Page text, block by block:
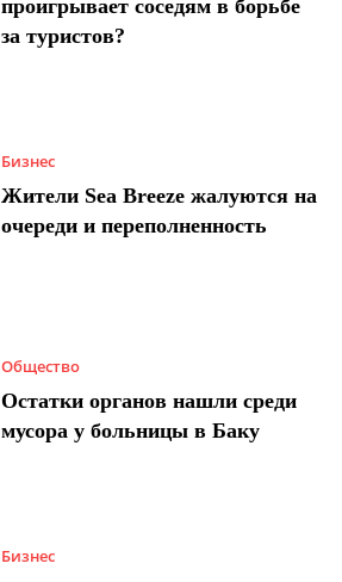
проигрывает соседям в борьбе
за туристов?
Бизнес
Жители Sea Breeze жалуются на
очереди и переполненность
Общество
Остатки органов нашли среди
мусора у больницы в Баку
Бизнес